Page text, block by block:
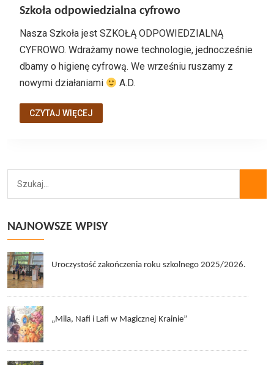
Szkoła odpowiedzialna cyfrowo
Nasza Szkoła jest SZKOŁĄ ODPOWIEDZIALNĄ
CYFROWO. Wdrażamy nowe technologie, jednocześnie
dbamy o higienę cyfrową. We wrześniu ruszamy z
nowymi działaniami
A.D.
CZYTAJ WIĘCEJ
NAJNOWSZE WPISY
Uroczystość zakończenia roku szkolnego 2025/2026.
„Mila, Nafi i Lafi w Magicznej Krainie”